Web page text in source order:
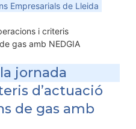
Empresarials de Lleida
i criteris
gas amb NEDGIA
jornada
d’actuació
de gas amb